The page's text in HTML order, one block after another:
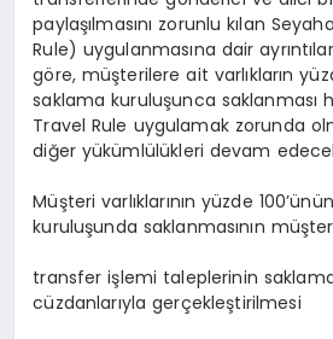
paylaşılmasını zorunlu kılan
Rule) uygulanmasına dair
göre, müşterilere ait varlıkların
saklama kuruluşunca saklanması
Travel Rule uygulamak zorunda
diğer yükümlülükleri devam
Müşteri varlıklarının yüzde
kuruluşunda saklanmasının
transfer işlemi taleplerinin
cüzdanlarıyla gerçekleştirilmesi